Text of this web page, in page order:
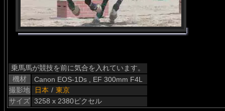
乗馬馬が競技を前に気合を入れています。
機材
Canon EOS-1Ds , EF 300mm F4L
撮影地
日本 / 東京
サイズ 3258 x 2380ピクセル